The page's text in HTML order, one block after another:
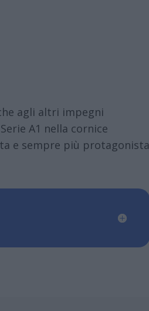
agli altri impegni
A1 nella cornice
e sempre più protagonista